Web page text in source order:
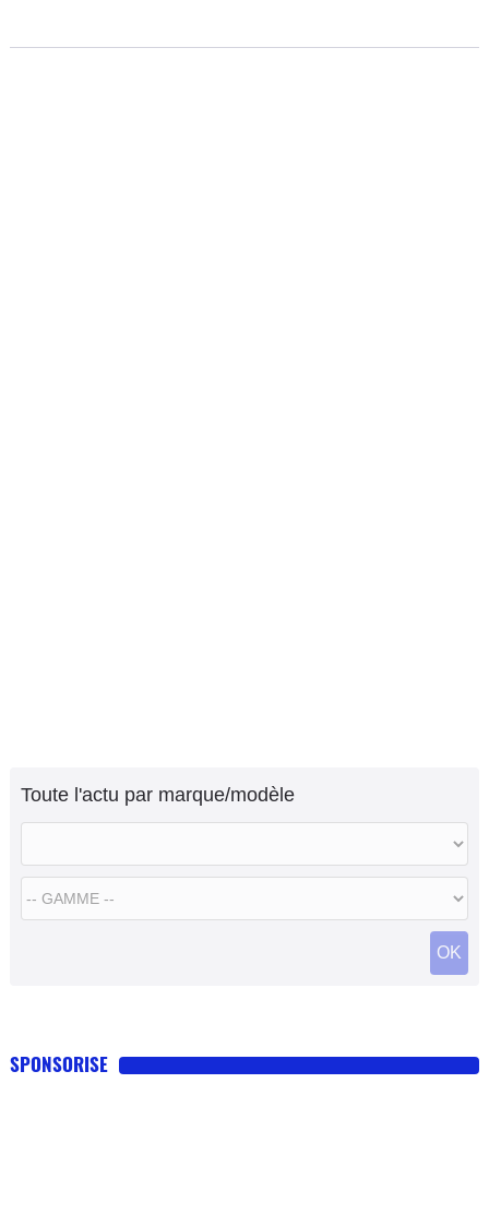
l'excellente finition de la machine pour l'époque, et son
Toute l'actu par marque/modèle
OK
SPONSORISE